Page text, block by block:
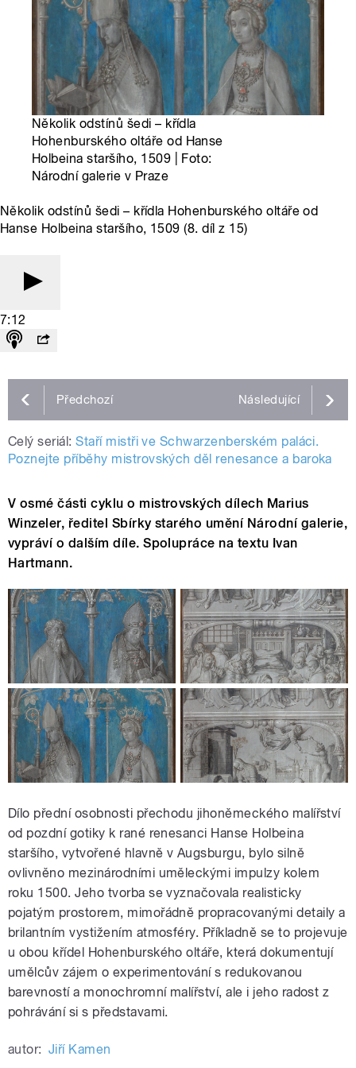
Několik odstínů šedi – křídla
Hohenburského oltáře od Hanse
Holbeina staršího, 1509 | Foto:
Národní galerie v Praze
Několik odstínů šedi – křídla Hohenburského oltáře od
Hanse Holbeina staršího, 1509 (8. díl z 15)
7:12
Předchozí Následující
Celý seriál: Staří mistři ve Schwarzenberském paláci.
Poznejte příběhy mistrovských děl renesance a baroka
V osmé části cyklu o mistrovských dílech Marius
Winzeler, ředitel Sbírky starého umění Národní galerie,
vypráví o dalším díle. Spolupráce na textu Ivan
Hartmann.
Dílo přední osobnosti přechodu jihoněmeckého malířství
od pozdní gotiky k rané renesanci Hanse Holbeina
staršího, vytvořené hlavně v Augsburgu, bylo silně
ovlivněno mezinárodními uměleckými impulzy kolem
roku 1500. Jeho tvorba se vyznačovala realisticky
pojatým prostorem, mimořádně propracovanými detaily a
brilantním vystižením atmosféry. Příkladně se to projevuje
u obou křídel Hohenburského oltáře, která dokumentují
umělcův zájem o experimentování s redukovanou
barevností a monochromní malířství, ale i jeho radost z
pohrávání si s představami.
autor: Jiří Kamen